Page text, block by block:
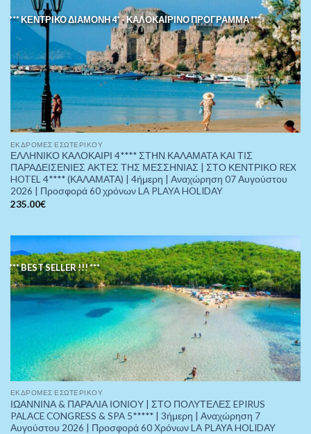
*** ΚΕΝΤΡΙΚΟ ΔΙΑΜΟΝΗ 4* - ΚΑΛΟΚΑΙΡΙΝΟ ΠΡΟΓΡΑΜΜΑ ***
ΕΚΔΡΟΜΈΣ ΕΣΩΤΕΡΙΚΟΎ
ΕΛΛΗΝΙΚΟ ΚΑΛΟΚΑΙΡΙ 4**** ΣΤΗΝ ΚΑΛΑΜΑΤΑ ΚΑΙ ΤΙΣ
ΠΑΡΑΔΕΙΣΕΝΙΕΣ ΑΚΤΕΣ ΤΗΣ ΜΕΣΣΗΝΙΑΣ | ΣΤΟ ΚΕΝΤΡΙΚΟ REX
HOTEL 4**** (ΚΑΛΑΜΑΤΑ) | 4ήμερη | Αναχώρηση 07 Αυγούστου
2026 | Προσφορά 60 χρόνων LA PLAYA HOLIDAY
235.00€
*** BEST SELLER !!! ***
ΕΚΔΡΟΜΈΣ ΕΣΩΤΕΡΙΚΟΎ
ΙΩΑΝΝΙΝΑ & ΠΑΡΑΛΙΑ ΙΟΝΙΟΥ | ΣΤΟ ΠΟΛΥΤΕΛΕΣ EPIRUS
PALACE CONGRESS & SPA 5***** | 3ήμερη | Αναχώρηση 7
Αυγούστου 2026 | Προσφορά 60 Χρόνων LA PLAYA HOLIDAY